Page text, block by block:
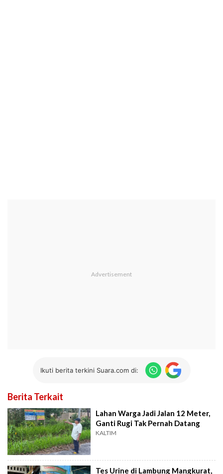
Ikuti berita terkini Suara.com di:
Berita Terkait
Lahan Warga Jadi Jalan 12 Meter,
Ganti Rugi Tak Pernah Datang
KALTIM
Tes Urine di Lambung Mangkurat,